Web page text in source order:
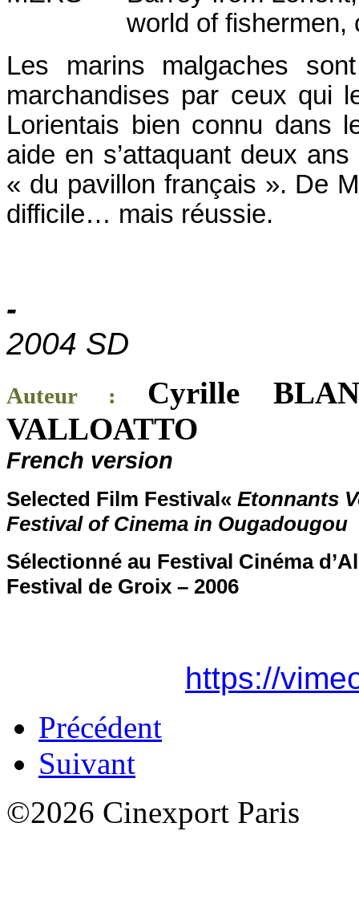
world of
Les marins malgaches
marchandises par ceux qui
Lorientais bien connu dans
aide en s’attaquant deux
« du pavillon français ». De
difficile… mais réussie.
2004 SD
Auteur : Cyrille
French version
Selected Film Festival« Etonnants
Festival of Cinema in Ougadougou
Sélectionné au Festival Cinéma
Festival de Groix – 2006
https://
Précédent
Suivant
©2026 Cinexport Paris